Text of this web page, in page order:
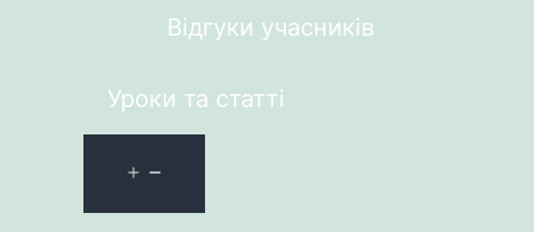
Відгуки учасників
Уроки та статті